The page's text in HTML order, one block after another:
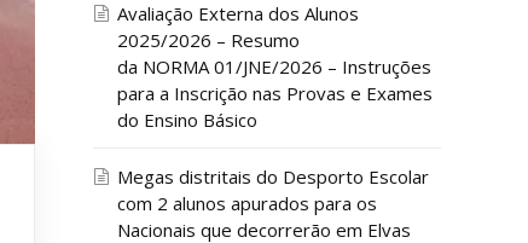
Avaliação Externa dos Alunos
2025/2026 – Resumo
da NORMA 01/JNE/2026 – Instruções
para a Inscrição nas Provas e Exames
do Ensino Básico
Megas distritais do Desporto Escolar
com 2 alunos apurados para os
Nacionais que decorrerão em Elvas